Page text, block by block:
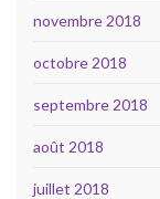
novembre 2018
octobre 2018
septembre 2018
août 2018
juillet 2018